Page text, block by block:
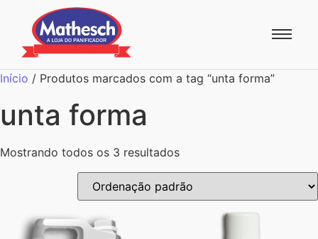
Início / Produtos marcados com a tag “unta forma”
unta forma
Mostrando todos os 3 resultados